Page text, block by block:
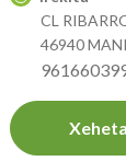
CL
46940